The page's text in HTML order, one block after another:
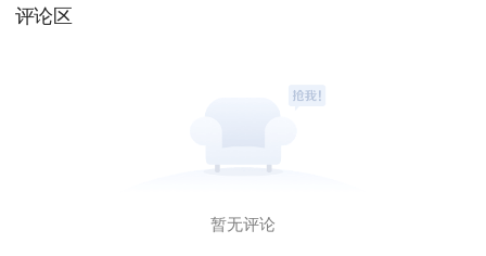
评论区
暂无评论